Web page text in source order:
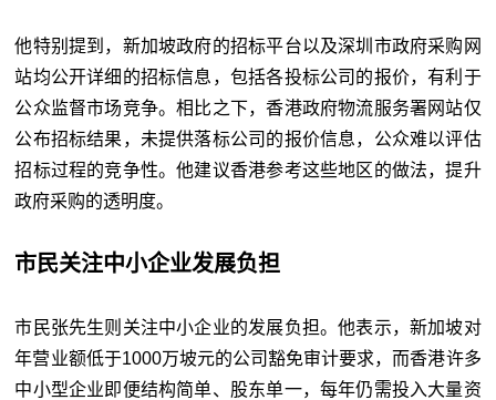
他特别提到，新加坡政府的招标平台以及深圳市政府采购网
站均公开详细的招标信息，包括各投标公司的报价，有利于
公众监督市场竞争。相比之下，香港政府物流服务署网站仅
公布招标结果，未提供落标公司的报价信息，公众难以评估
招标过程的竞争性。他建议香港参考这些地区的做法，提升
政府采购的透明度。
市民关注中小企业发展负担
市民张先生则关注中小企业的发展负担。他表示，新加坡对
年营业额低于1000万坡元的公司豁免审计要求，而香港许多
中小型企业即便结构简单、股东单一，每年仍需投入大量资